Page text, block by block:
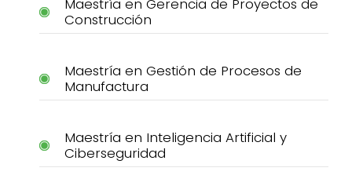
Maestría en Gerencia de Proyectos de
Construcción
Maestría en Gestión de Procesos de
Manufactura
Maestría en Inteligencia Artificial y
Ciberseguridad